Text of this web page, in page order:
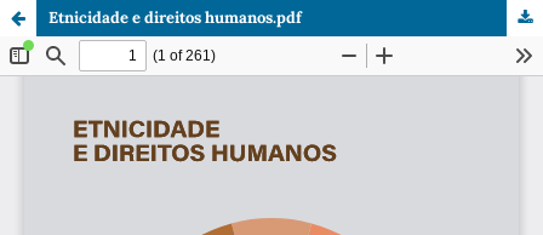
Etnicidade e direitos humanos.pdf